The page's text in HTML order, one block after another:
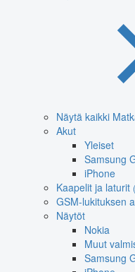
Näytä kaikki
Akut
Yleiset
Samsung
iPhone
Kaapelit ja laturit
GSM-lukituksen
Näytöt
Nokia
Muut
Samsung